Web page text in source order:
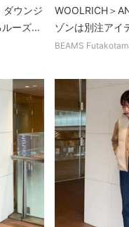
ダウンジ
ーズ...
WOOLRICH＞
ゾンは別注ア
BEAMS